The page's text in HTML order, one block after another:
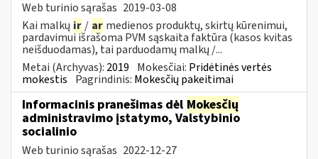
Web turinio sąrašas 2019-03-08
Kai malkų ir / ar medienos produktų, skirtų kūrenimui,
pardavimui išrašoma PVM sąskaita faktūra (kasos kvitas
neišduodamas), tai parduodamų malkų /...
Metai (Archyvas): 2019 Mokesčiai: Pridėtinės vertės
mokestis Pagrindinis: Mokesčių pakeitimai
Informacinis pranešimas dėl Mokesčių
administravimo įstatymo, Valstybinio
socialinio
Web turinio sąrašas 2022-12-27